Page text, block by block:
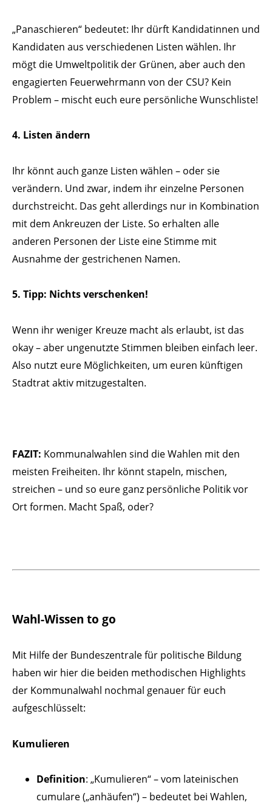
„Panaschieren“ bedeutet: Ihr dürft Kandidatinnen und
Kandidaten aus verschiedenen Listen wählen. Ihr
mögt die Umweltpolitik der Grünen, aber auch den
engagierten Feuerwehrmann von der CSU? Kein
Problem – mischt euch eure persönliche Wunschliste!
4. Listen ändern
Ihr könnt auch ganze Listen wählen – oder sie
verändern. Und zwar, indem ihr einzelne Personen
durchstreicht. Das geht allerdings nur in Kombination
mit dem Ankreuzen der Liste. So erhalten alle
anderen Personen der Liste eine Stimme mit
Ausnahme der gestrichenen Namen.
5. Tipp: Nichts verschenken!
Wenn ihr weniger Kreuze macht als erlaubt, ist das
okay – aber ungenutzte Stimmen bleiben einfach leer.
Also nutzt eure Möglichkeiten, um euren künftigen
Stadtrat aktiv mitzugestalten.
FAZIT: Kommunalwahlen sind die Wahlen mit den
meisten Freiheiten. Ihr könnt stapeln, mischen,
streichen – und so eure ganz persönliche Politik vor
Ort formen. Macht Spaß, oder?
Wahl-Wissen to go
Mit Hilfe der Bundeszentrale für politische Bildung
haben wir hier die beiden methodischen Highlights
der Kommunalwahl nochmal genauer für euch
aufgeschlüsselt:
Kumulieren
Definition: „Kumulieren“ – vom lateinischen
cumulare („anhäufen“) – bedeutet bei Wahlen,